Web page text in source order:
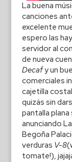
La buena
canciones
excelente
espero las
servidor al
de nueva
Decafy un
comerciales
cajetilla
quizás sin
pantalla
anunciando
Begoña
verduras V-8
tomate!),